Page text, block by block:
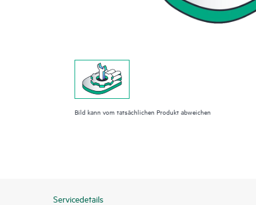
Bild kann vom tatsächlichen Produkt abweichen
Servicedetails